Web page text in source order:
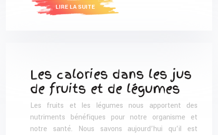
LIRE LA SUITE
Les calories dans les jus
de fruits et de légumes
Les fruits et les légumes nous apportent des
nutriments bénéfiques pour notre organisme et
notre santé. Nous savons aujourd’hui qu’il est